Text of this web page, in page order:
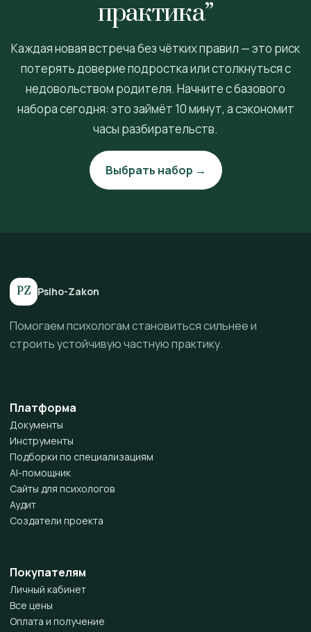
практика”
Каждая новая встреча без чётких правил — это риск
потерять доверие подростка или столкнуться с
недовольством родителя. Начните с базового
набора сегодня: это займёт 10 минут, а сэкономит
часы разбирательств.
Выбрать набор →
PZ Psiho-Zakon
Помогаем психологам становиться сильнее и
строить устойчивую частную практику.
Платформа
Документы
Инструменты
Подборки по специализациям
AI-помощник
Сайты для психологов
Аудит
Создатели проекта
Покупателям
Личный кабинет
Все цены
Оплата и получение